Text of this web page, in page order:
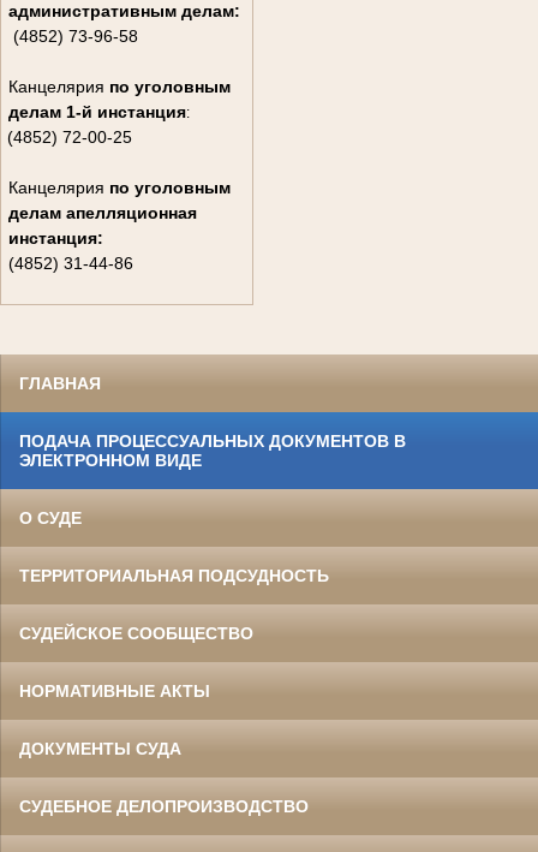
административным делам:
(4852) 73-96-58
Канцелярия по уголовным
делам 1-й инстанция:
(4852) 72-00-25
Канцелярия по уголовным
делам апелляционная
инстанция:
(4852) 31-44-86
ГЛАВНАЯ
ПОДАЧА ПРОЦЕССУАЛЬНЫХ ДОКУМЕНТОВ В
ЭЛЕКТРОННОМ ВИДЕ
О СУДЕ
ТЕРРИТОРИАЛЬНАЯ ПОДСУДНОСТЬ
СУДЕЙСКОЕ СООБЩЕСТВО
НОРМАТИВНЫЕ АКТЫ
ДОКУМЕНТЫ СУДА
СУДЕБНОЕ ДЕЛОПРОИЗВОДСТВО